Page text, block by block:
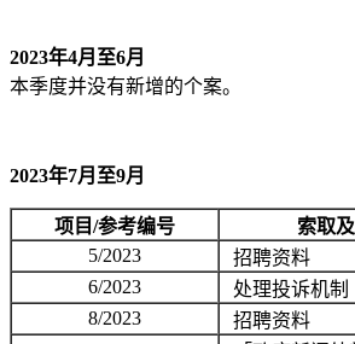
2023年4月至6月
本季度并没有新增的个案。
2023年7月至9月
项目/参考编号
索取
5/2023
招聘资料
6/2023
处理投诉机制
8/2023
招聘资料